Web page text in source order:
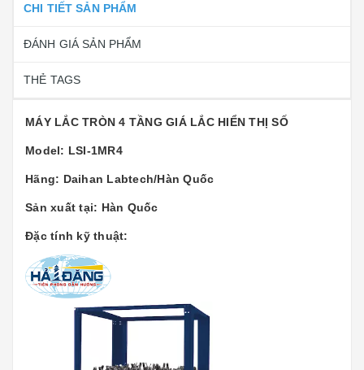
CHI TIẾT SẢN PHẨM
ĐÁNH GIÁ SẢN PHẨM
THẺ TAGS
MÁY LẮC TRÒN 4 TẦNG GIÁ LẮC HIỂN THỊ SỐ
Model: LSI-1MR4
Hãng: Daihan Labtech/Hàn Quốc
Sản xuất tại: Hàn Quốc
Đặc tính kỹ thuật: